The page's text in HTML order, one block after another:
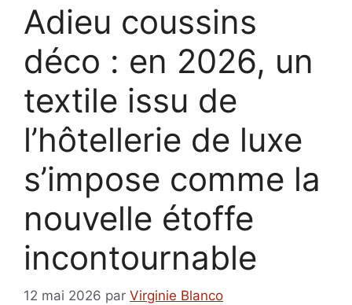
Adieu coussins
déco : en 2026, un
textile issu de
l’hôtellerie de luxe
s’impose comme la
nouvelle étoffe
incontournable
12 mai 2026 par Virginie Blanco